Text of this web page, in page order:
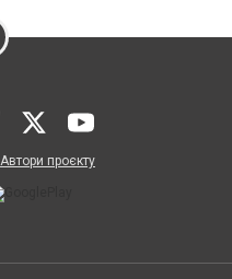
Автори проєкту